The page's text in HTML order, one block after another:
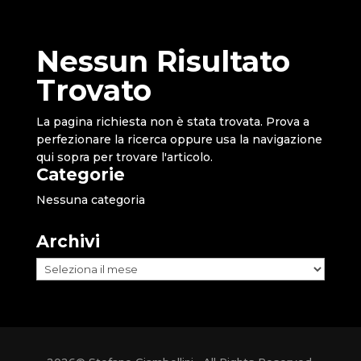
Nessun Risultato
Trovato
La pagina richiesta non è stata trovata. Prova a
perfezionare la ricerca oppure usa la navigazione
qui sopra per trovare l'articolo.
Categorie
Nessuna categoria
Archivi
Archivi